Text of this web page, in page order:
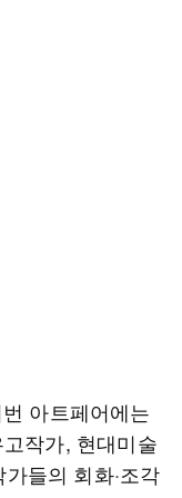
아트페어에는
작가, 현대미술
들의 회화·조각